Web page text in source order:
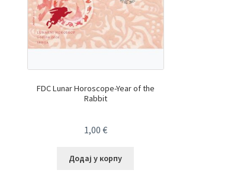
FDC Lunar Horoscope-Year of the
Rabbit
1,00 €
Додај у корпу